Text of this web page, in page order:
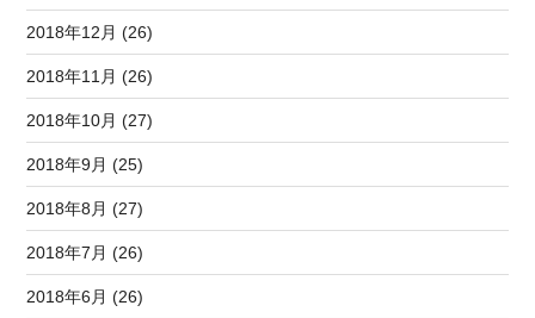
2018年12月 (26)
2018年11月 (26)
2018年10月 (27)
2018年9月 (25)
2018年8月 (27)
2018年7月 (26)
2018年6月 (26)